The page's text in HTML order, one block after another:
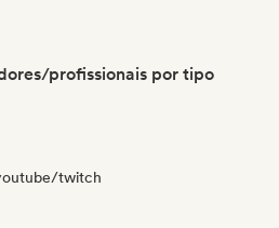
profissionais por tipo
twitch